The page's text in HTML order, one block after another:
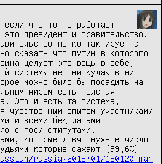
если что-то не работает -
президент и правительство.
не контактирует с
сказать что путин в которого
целует это вещь в себе,
системы нет ни кулаков ни
можно было бы посадить на
миром есть толстая
Это и есть та система,
чувственным опытом участниками
и всеми бедолагами
с госинститутами.
которые ловят нужное число
которые сажают [99,6%]
russia/2015/01/150120_mar